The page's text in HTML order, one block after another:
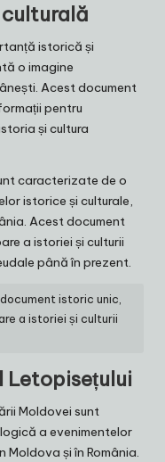
istorică și
o imagine
Acest document
pentru
și cultura
caracterizate de o
istorice și culturale,
Acest document
a istoriei și culturii
până în prezent.
istoric unic,
a istoriei și culturii
Letopisețului
Moldovei sunt
a evenimentelor
Moldova și în România.